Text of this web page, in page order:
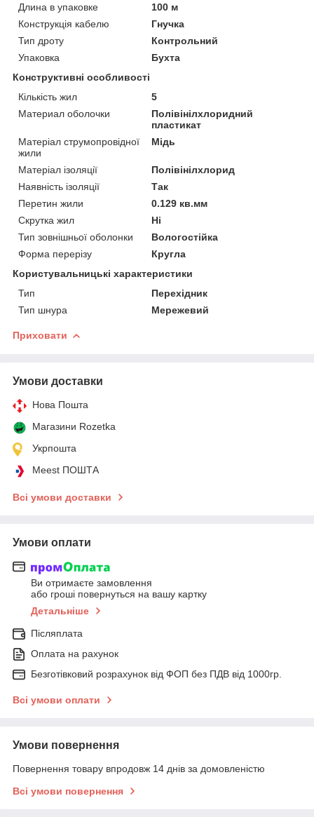
Длина в упаковке
100 м
Конструкція кабелю
Гнучка
Тип дроту
Контрольний
Упаковка
Бухта
Конструктивні особливості
Кількість жил
5
Материал оболочки
Полівінілхлоридний
пластикат
Матеріал струмопровідної
жили
Мідь
Матеріал ізоляції
Полівінілхлорид
Наявність ізоляції
Так
Перетин жили
0.129 кв.мм
Скрутка жил
Ні
Тип зовнішньої оболонки
Вологостійка
Форма перерізу
Кругла
Користувальницькі характеристики
Тип
Перехідник
Тип шнура
Мережевий
Приховати
Умови доставки
Нова Пошта
Магазини Rozetka
Укрпошта
Meest ПОШТА
Всі умови доставки
Умови оплати
Ви отримаєте замовлення
або гроші повернуться на вашу картку
Детальніше
Післяплата
Оплата на рахунок
Безготівковий розрахунок від ФОП без ПДВ від 1000гр.
Всі умови оплати
Умови повернення
Повернення товару впродовж 14 днів за домовленістю
Всі умови повернення